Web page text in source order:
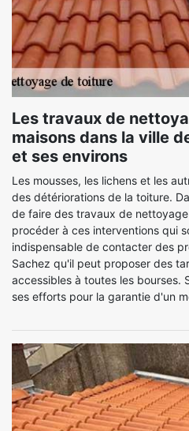
Les travaux de
maisons dans la ville
et ses environs
Les mousses, les lichens et les
des détériorations de la toiture.
de faire des travaux de
procéder à ces interventions qui
indispensable de contacter des
Sachez qu'il peut proposer des
accessibles à toutes les bourses.
ses efforts pour la garantie d'un